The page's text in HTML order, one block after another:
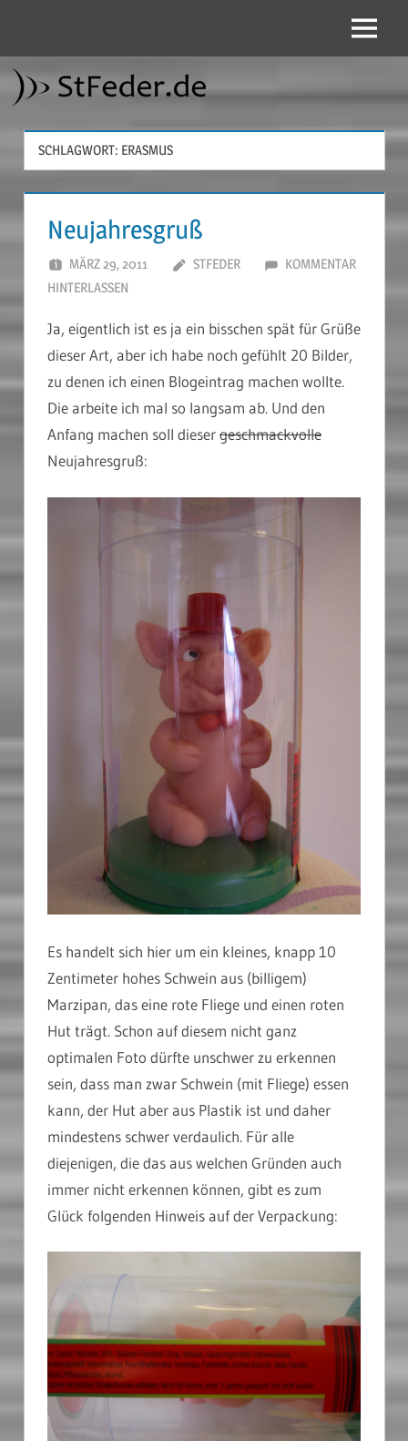
springen
Menü
SCHLAGWORT: ERASMUS
Neujahresgruß
MÄRZ 29, 2011 STFEDER
KOMMENTAR
HINTERLASSEN
Ja, eigentlich ist es ja ein bisschen spät für Grüße
dieser Art, aber ich habe noch gefühlt 20 Bilder,
zu denen ich einen Blogeintrag machen wollte.
Die arbeite ich mal so langsam ab. Und den
Anfang machen soll diesergeschmackvolle
Neujahresgruß:
Es handelt sich hier um ein kleines, knapp 10
Zentimeter hohes Schwein aus (billigem)
Marzipan, das eine rote Fliege und einen roten
Hut trägt. Schon auf diesem nicht ganz
optimalen Foto dürfte unschwer zu erkennen
sein, dass man zwar Schwein (mit Fliege) essen
kann, der Hut aber aus Plastik ist und daher
mindestens schwer verdaulich. Für alle
diejenigen, die das aus welchen Gründen auch
immer nicht erkennen können, gibt es zum
Glück folgenden Hinweis auf der Verpackung: